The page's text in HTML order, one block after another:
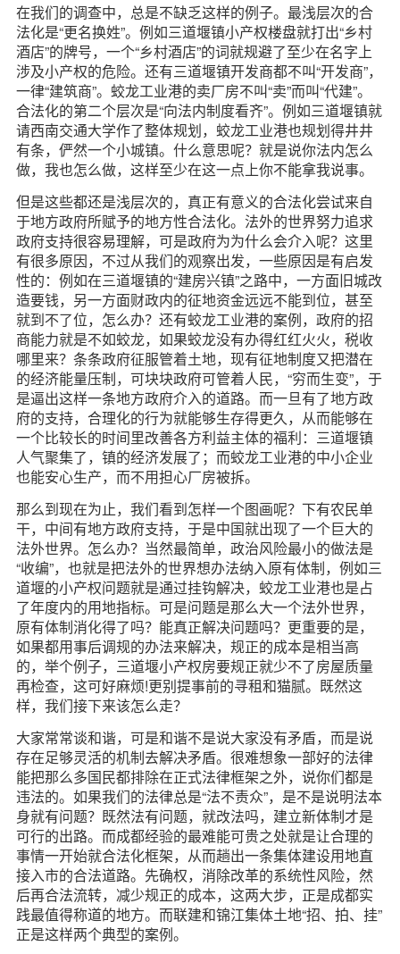
在我们的调查中，总是不缺乏这样的例子。最浅层次的合
法化是“更名换姓”。例如三道堰镇小产权楼盘就打出“乡村
酒店”的牌号，一个“乡村酒店”的词就规避了至少在名字上
涉及小产权的危险。还有三道堰镇开发商都不叫“开发商”，
一律“建筑商”。蛟龙工业港的卖厂房不叫“卖”而叫“代建”。
合法化的第二个层次是“向法内制度看齐”。例如三道堰镇就
请西南交通大学作了整体规划，蛟龙工业港也规划得井井
有条，俨然一个小城镇。什么意思呢？就是说你法内怎么
做，我也怎么做，这样至少在这一点上你不能拿我说事。
但是这些都还是浅层次的，真正有意义的合法化尝试来自
于地方政府所赋予的地方性合法化。法外的世界努力追求
政府支持很容易理解，可是政府为为什么会介入呢？这里
有很多原因，不过从我们的观察出发，一些原因是有启发
性的：例如在三道堰镇的“建房兴镇”之路中，一方面旧城改
造要钱，另一方面财政内的征地资金远远不能到位，甚至
就到不了位，怎么办？还有蛟龙工业港的案例，政府的招
商能力就是不如蛟龙，如果蛟龙没有办得红红火火，税收
哪里来？条条政府征服管着土地，现有征地制度又把潜在
的经济能量压制，可块块政府可管着人民，“穷而生变”，于
是逼出这样一条地方政府介入的道路。而一旦有了地方政
府的支持，合理化的行为就能够生存得更久，从而能够在
一个比较长的时间里改善各方利益主体的福利：三道堰镇
人气聚集了，镇的经济发展了；而蛟龙工业港的中小企业
也能安心生产，而不用担心厂房被拆。
那么到现在为止，我们看到怎样一个图画呢？下有农民单
干，中间有地方政府支持，于是中国就出现了一个巨大的
法外世界。怎么办？当然最简单，政治风险最小的做法是
“收编”，也就是把法外的世界想办法纳入原有体制，例如三
道堰的小产权问题就是通过挂钩解决，蛟龙工业港也是占
了年度内的用地指标。可是问题是那么大一个法外世界，
原有体制消化得了吗？能真正解决问题吗？更重要的是，
如果都用事后调规的办法来解决，规正的成本是相当高
的，举个例子，三道堰小产权房要规正就少不了房屋质量
再检查，这可好麻烦!更别提事前的寻租和猫腻。既然这
样，我们接下来该怎么走？
大家常常谈和谐，可是和谐不是说大家没有矛盾，而是说
存在足够灵活的机制去解决矛盾。很难想象一部好的法律
能把那么多国民都排除在正式法律框架之外，说你们都是
违法的。如果我们的法律总是“法不责众”，是不是说明法本
身就有问题？既然法有问题，就改法吗，建立新体制才是
可行的出路。而成都经验的最难能可贵之处就是让合理的
事情一开始就合法化框架，从而趟出一条集体建设用地直
接入市的合法道路。先确权，消除改革的系统性风险，然
后再合法流转，减少规正的成本，这两大步，正是成都实
践最值得称道的地方。而联建和锦江集体土地“招、拍、挂”
正是这样两个典型的案例。